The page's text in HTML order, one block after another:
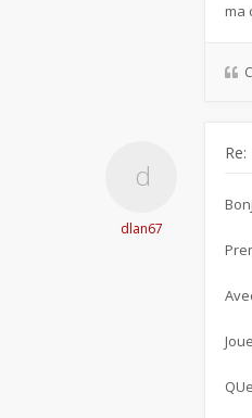
ma
dlan67